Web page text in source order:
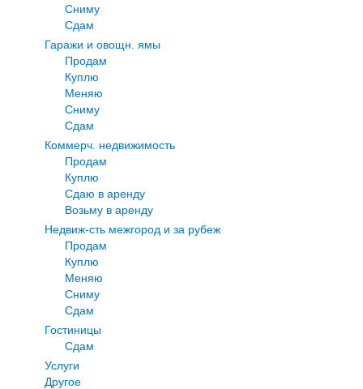
Сниму
Сдам
Гаражи и овощн. ямы
Продам
Куплю
Меняю
Сниму
Сдам
Коммерч. недвижимость
Продам
Куплю
Сдаю в аренду
Возьму в аренду
Недвиж-сть межгород и за рубеж
Продам
Куплю
Меняю
Сниму
Сдам
Гостиницы
Сдам
Услуги
Другое